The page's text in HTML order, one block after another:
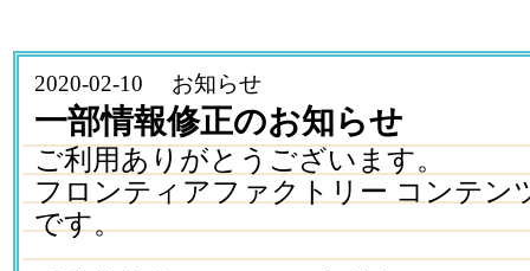
2020-02-10 お知らせ
一部情報修正のお知らせ
ご利用ありがとうございます。
フロンティアファクトリー コンテン
です。